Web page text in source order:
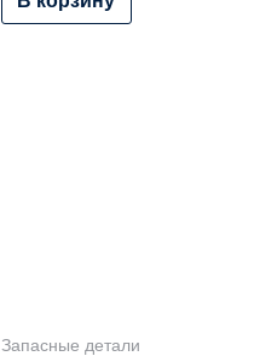
Запасные детали